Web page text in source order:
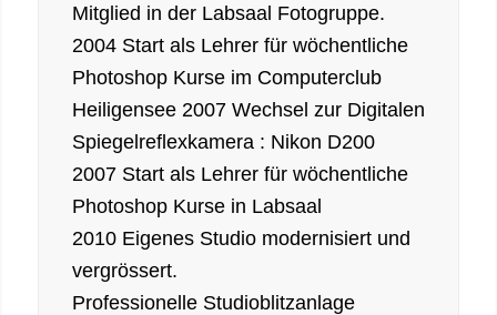
Mitglied in der Labsaal Fotogruppe.
2004 Start als Lehrer für wöchentliche
Photoshop Kurse im Computerclub
Heiligensee 2007 Wechsel zur Digitalen
Spiegelreflexkamera : Nikon D200
2007 Start als Lehrer für wöchentliche
Photoshop Kurse in Labsaal
2010 Eigenes Studio modernisiert und
vergrössert.
Professionelle Studioblitzanlage